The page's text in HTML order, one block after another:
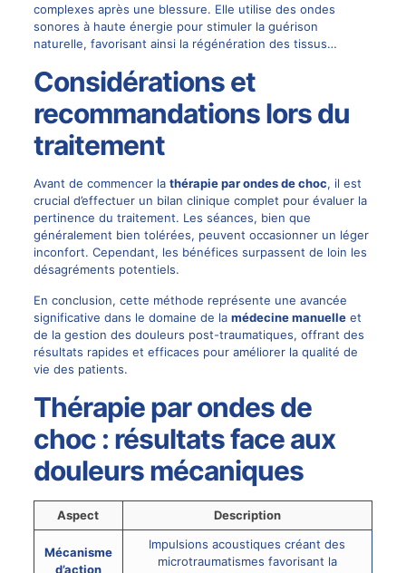
complexes après une blessure. Elle utilise des ondes
sonores à haute énergie pour stimuler la guérison
naturelle, favorisant ainsi la régénération des tissus…
Considérations et
recommandations lors du
traitement
Avant de commencer la thérapie par ondes de choc, il est
crucial d’effectuer un bilan clinique complet pour évaluer la
pertinence du traitement. Les séances, bien que
généralement bien tolérées, peuvent occasionner un léger
inconfort. Cependant, les bénéfices surpassent de loin les
désagréments potentiels.
En conclusion, cette méthode représente une avancée
significative dans le domaine de la médecine manuelleet
de la gestion des douleurs post-traumatiques, offrant des
résultats rapides et efficaces pour améliorer la qualité de
vie des patients.
Thérapie par ondes de
choc : résultats face aux
douleurs mécaniques
Aspect Description
Mécanisme
d’action
Impulsions acoustiques créant des
microtraumatismes favorisant la